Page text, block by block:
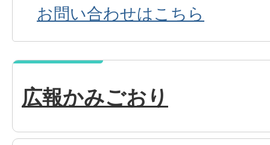
お問い合わせはこちら
広報かみごおり